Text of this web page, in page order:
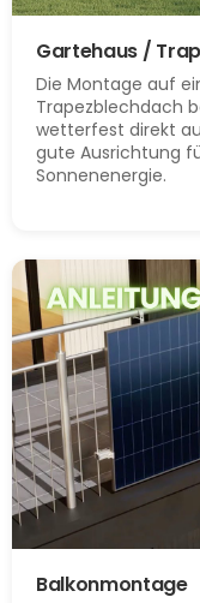
Gartehaus /
Die Montage auf
Trapezblechdach
wetterfest direkt
gute Ausrichtung
Sonnenenergie.
Balkonmontage